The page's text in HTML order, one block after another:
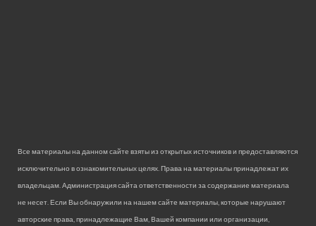
Все материалы на данном сайте взяты из открытых источников и предоставляются
исключительно в ознакомительных целях. Права на материалы принадлежат их
владельцам. Администрация сайта ответственности за содержание материала
не несет. Если Вы обнаружили на нашем сайте материалы, которые нарушают
авторские права, принадлежащие Вам, Вашей компании или организации,